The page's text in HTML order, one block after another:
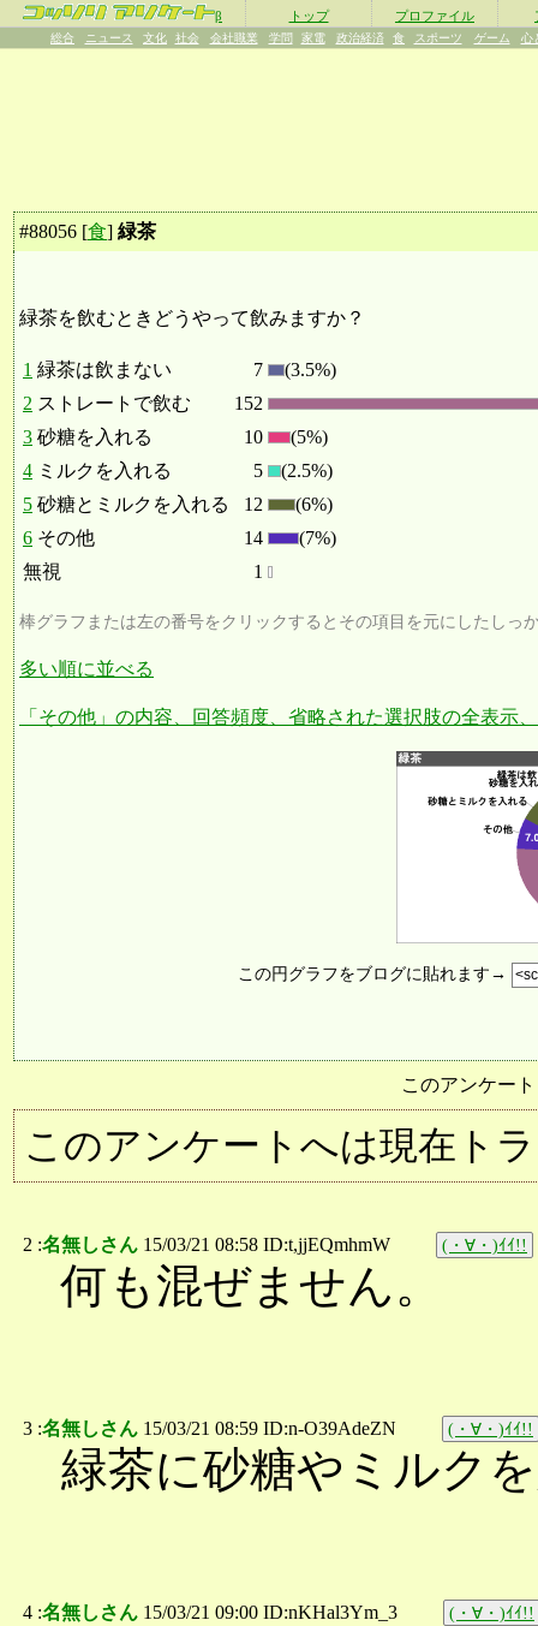
β トップ プロファイル
総合 ニュース 文化 社会 会社職業 学問 家電 政治経済 食 スポーツ ゲーム 心
#88056 [食] 緑茶
緑茶を飲むときどうやって飲みますか？
1 緑茶は飲まない 7
(3.5%)
2 ストレートで飲む
152
3 砂糖を入れる 10
(5%)
4 ミルクを入れる 5
(2.5%)
5 砂糖とミルクを入れる 12
(6%)
6 その他 14
(7%)
無視
1
棒グラフまたは左の番号をクリックするとその項目を元にしたしっ
多い順に並べる
「その他」の内容、回答頻度、省略された選択肢の全表示
この円グラフをブログに貼れます→
このアンケー
このアンケートへは現在ト
2 :名無しさん 15/03/21 08:58 ID:t,jjEQmhmW (・∀・)ｲｲ!!
何も混ぜません。
3 :名無しさん 15/03/21 08:59 ID:n-O39AdeZN (・∀・)ｲｲ!!
緑茶に砂糖やミルク
4 :名無しさん 15/03/21 09:00 ID:nKHal3Ym_3 (・∀・)ｲｲ!!